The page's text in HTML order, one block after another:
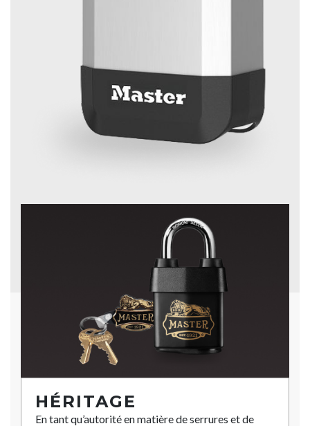
HÉRITAGE
En tant qu’autorité en matière de serrures et de